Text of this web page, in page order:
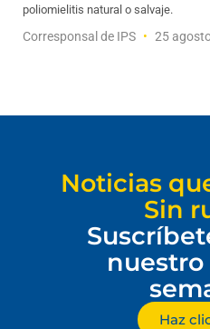
poliomielitis natural o salvaje.
Corresponsal de IPS 25
Noticias
Sin
Haz